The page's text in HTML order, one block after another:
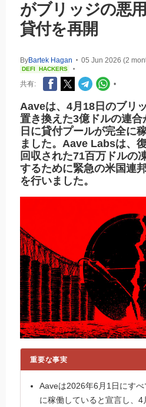
がブリッジの悪
貸付を再開
ByBartek Hagan • 05 Jun 2026 (2
DEFI HACKERS •
共有: •
Aaveは、4月18日のブリ
置き換えた3億ドルの連
日に貸付プールが完全に
ました。Aave Labsは、
回収された71百万ドルの
するために緊急の米国連
を行いました。
重要な事実
Aaveは2026年6月1日にす
に稼働していると宣言し、